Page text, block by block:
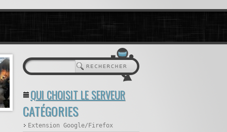
QUI CHOISIT LE SERVEUR
CATÉGORIES
Extension Google/Firefox